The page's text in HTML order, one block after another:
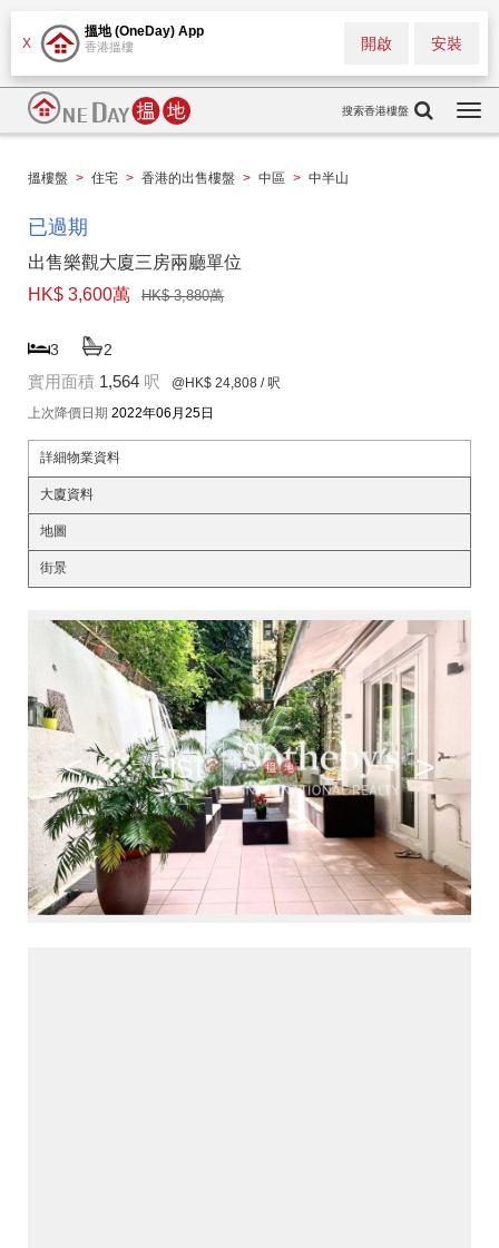
X
搵地 (OneDay) App
香港搵樓 安裝
開啟
搜索香港樓盤
搵樓盤 > 住宅 > 香港的出售樓盤 > 中區 > 中半山
已過期
出售樂觀大廈三房兩廳單位
HK$ 3,600萬
HK$ 3,880萬
3 2
實用面積 1,564 呎 @HK$ 24,808 / 呎
上次降價日期 2022年06月25日
詳細物業資料
大廈資料
地圖
街景
< >